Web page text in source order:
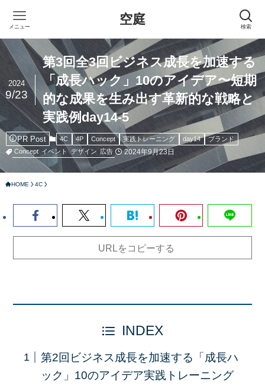
空庭 検索
メニュー
第3回全3回ビジネス成長を加速する
「成長ハック」10のアイデア〜短期
的な成果を生み出す革新的な戦略と
実践例day14-5
2024
9/23
PR Post 4C 4P Concept 実践トレーニング day14
ブランド
Concept イベント デザイン 広告 2024年9月23日
HOME 4C
URLをコピーする
INDEX
第2回ビジネス成長を加速する「成長ハ
ック」10のアイデア実践トレーニング